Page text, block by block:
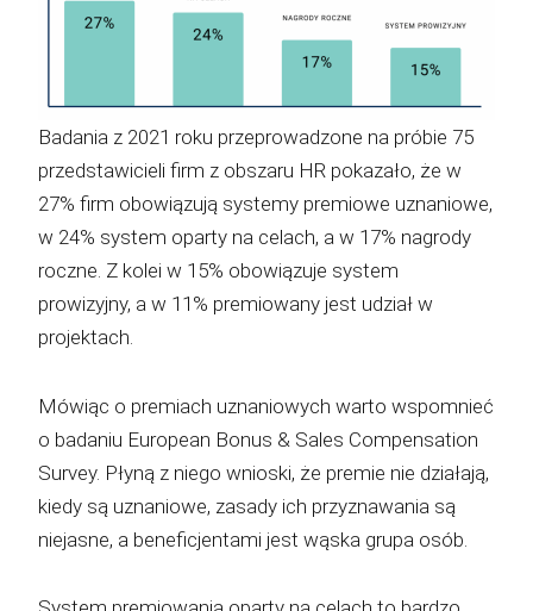
Badania z 2021 roku przeprowadzone na próbie 75
przedstawicieli firm z obszaru HR pokazało, że w
27% firm obowiązują systemy premiowe uznaniowe,
w 24% system oparty na celach, a w 17% nagrody
roczne. Z kolei w 15% obowiązuje system
prowizyjny, a w 11% premiowany jest udział w
projektach.
Mówiąc o premiach uznaniowych warto wspomnieć
o badaniu European Bonus & Sales Compensation
Survey. Płyną z niego wnioski, że premie nie działają,
kiedy są uznaniowe, zasady ich przyznawania są
niejasne, a beneficjentami jest wąska grupa osób.